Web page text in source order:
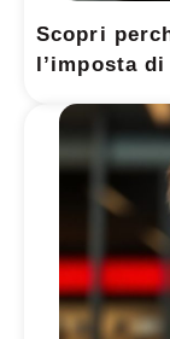
Scopri
l’imposta